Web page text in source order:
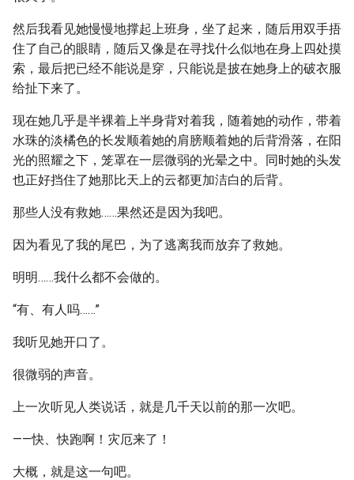
然后我看见她慢慢地撑起上班身，坐了起来，随后用双手捂
住了自己的眼睛，随后又像是在寻找什么似地在身上四处摸
索，最后把已经不能说是穿，只能说是披在她身上的破衣服
给扯下来了。
现在她几乎是半裸着上半身背对着我，随着她的动作，带着
水珠的淡橘色的长发顺着她的肩膀顺着她的后背滑落，在阳
光的照耀之下，笼罩在一层微弱的光晕之中。同时她的头发
也正好挡住了她那比天上的云都更加洁白的后背。
那些人没有救她……果然还是因为我吧。
因为看见了我的尾巴，为了逃离我而放弃了救她。
明明……我什么都不会做的。
“有、有人吗……”
我听见她开口了。
很微弱的声音。
上一次听见人类说话，就是几千天以前的那一次吧。
——快、快跑啊！灾厄来了！
大概，就是这一句吧。